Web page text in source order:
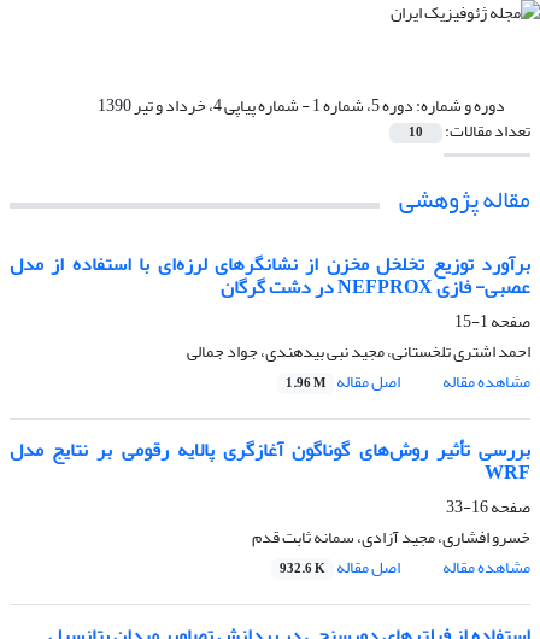
دوره و شماره:دوره 5، شماره 1 - شماره پیاپی 4، خرداد و تیر 1390
تعداد مقالات: 10
مقاله پژوهشی‌
برآورد توزیع تخلخل مخزن از نشانگر‌های لرزه‌ای با استفاده از مدل
عصبی- فازی NEFPROX در دشت گرگان
صفحه1-15
احمد اشتری تلخستانی، مجید نبی بیدهندی، جواد جمالی
مشاهده مقاله
اصل مقاله 1.96 M
بررسی تأثیر روش‌های گوناگون آغازگری پالایه رقومی بر نتایج مدل‌
WRF
صفحه16-33
خسرو افشاری، مجید آزادی، سمانه ثابت قدم
مشاهده مقاله
اصل مقاله 932.6 K